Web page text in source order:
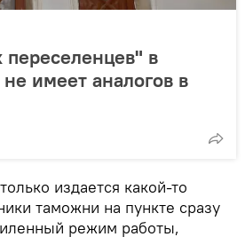
в
имеет аналогов в
издается какой-то
таможни на пункте сразу
режим работы,